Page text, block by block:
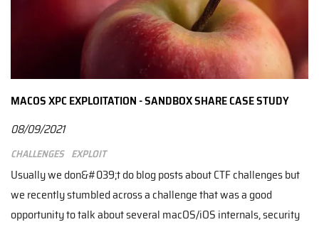
MACOS XPC EXPLOITATION - SANDBOX SHARE CASE STUDY
08/09/2021
Challenges Exploit
Usually we don&#039;t do blog posts about CTF challenges but
we recently stumbled across a challenge that was a good
opportunity to talk about several macOS/iOS internals, security